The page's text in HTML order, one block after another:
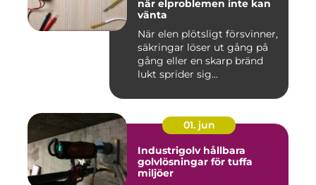
när elproblemen inte kan
vänta
När elen plötsligt försvinner,
säkringar löser ut gång på
gång eller en skarp bränd
lukt sprider sig...
01. jun
Industrigolv hållbara
golvlösningar för tuffa
miljöer